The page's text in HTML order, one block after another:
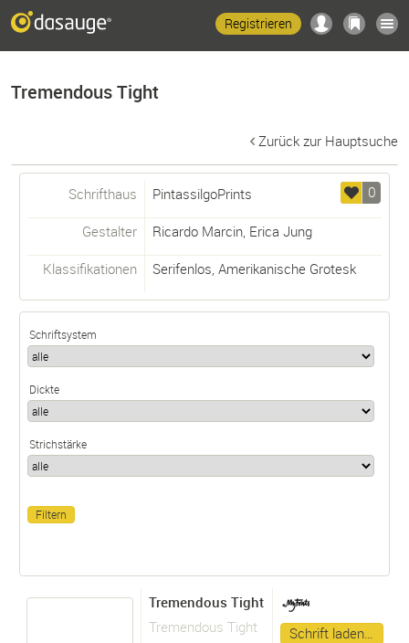
Registrieren
Tremendous Tight
Zurück zur Hauptsuche
0
Schrifthaus PintassilgoPrints
Gestalter Ricardo Marcin, Erica Jung
Klassifikationen Serifenlos, Amerikanische Grotesk
Schriftsystem
Dickte
Strichstärke
Tremendous Tight
Tremendous Tight
Schrift laden…